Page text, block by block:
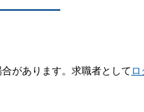
があります。求職者としてロ